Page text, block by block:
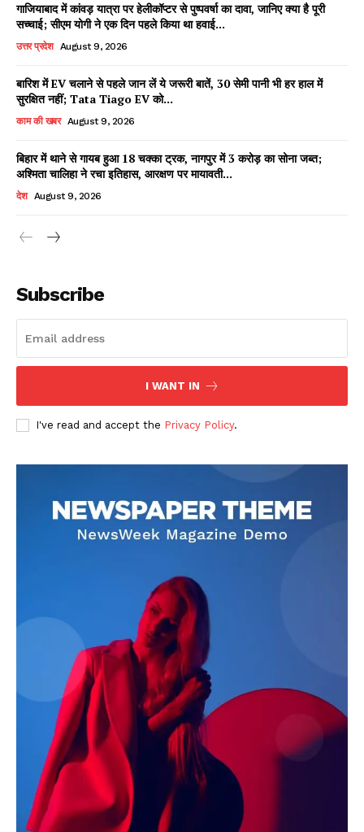
Facebook
X WhatsApp
Share
Read Latest News on AIN
AIN NEWS 1
Contact Us
Privacy Policy
Terms of Use Agreement
Facebook
X WhatsApp
Share
गाजियाबाद में कांवड़ यात्रा पर हेलीकॉप्टर से पुष्पवर्षा का दावा, जानिए क्या है पूरी
सच्चाई; सीएम योगी ने एक दिन पहले किया था हवाई...
उत्तर प्रदेश August 9, 2026
बारिश में EV चलाने से पहले जान लें ये जरूरी बातें, 30 सेमी पानी भी हर हाल में
सुरक्षित नहीं; Tata Tiago EV को...
काम की खबर August 9, 2026
बिहार में थाने से गायब हुआ 18 चक्का ट्रक, नागपुर में 3 करोड़ का सोना जब्त;
अश्मिता चालिहा ने रचा इतिहास, आरक्षण पर मायावती...
देश August 9, 2026
Subscribe
I WANT IN
I've read and accept the Privacy Policy.